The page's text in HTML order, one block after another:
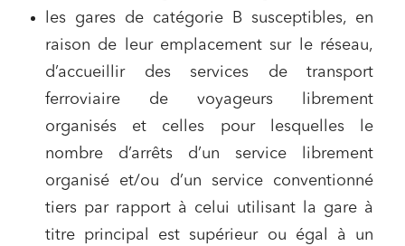
les gares de catégorie B susceptibles, en
raison de leur emplacement sur le réseau,
d’accueillir des services de transport
ferroviaire de voyageurs librement
organisés et celles pour lesquelles le
nombre d’arrêts d’un service librement
organisé et/ou d’un service conventionné
tiers par rapport à celui utilisant la gare à
titre principal est supérieur ou égal à un